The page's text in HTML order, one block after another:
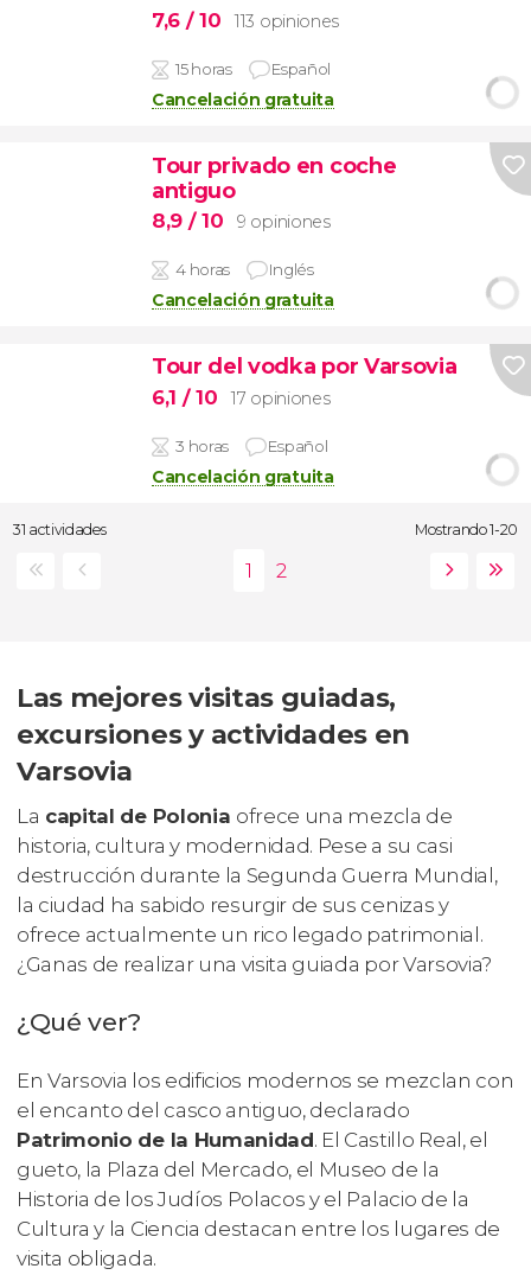
7,6 / 10 113 opiniones
15 horas Español
Cancelación gratuita
Tour privado en coche
antiguo
8,9 / 10 9 opiniones
4 horas Inglés
Cancelación gratuita
Tour del vodka por Varsovia
6,1 / 10 17 opiniones
3 horas Español
Cancelación gratuita
31 actividades Mostrando 1-20
Las mejores visitas guiadas,
excursiones y actividades en
Varsovia
La capital de Polonia ofrece una mezcla de
historia, cultura y modernidad. Pese a su casi
destrucción durante la Segunda Guerra Mundial,
la ciudad ha sabido resurgir de sus cenizas y
ofrece actualmente un rico legado patrimonial.
¿Ganas de realizar una visita guiada por Varsovia?
¿Qué ver?
En Varsovia los edificios modernos se mezclan con
el encanto del casco antiguo, declarado
Patrimonio de la Humanidad. El Castillo Real, el
gueto, la Plaza del Mercado, el Museo de la
Historia de los Judíos Polacos y el Palacio de la
Cultura y la Ciencia destacan entre los lugares de
visita obligada.